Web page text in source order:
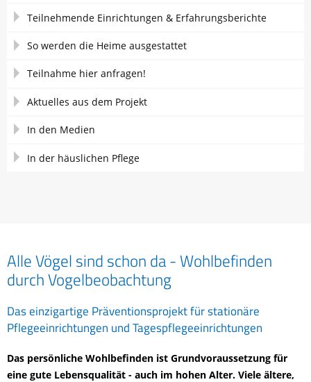
Teilnehmende Einrichtungen & Erfahrungsberichte
So werden die Heime ausgestattet
Teilnahme hier anfragen!
Aktuelles aus dem Projekt
In den Medien
In der häuslichen Pflege
Alle Vögel sind schon da - Wohlbefinden
durch Vogelbeobachtung
Das einzigartige Präventionsprojekt für stationäre
Pflegeeinrichtungen und Tagespflegeeinrichtungen
Das persönliche Wohlbefinden ist Grundvoraussetzung für
eine gute Lebensqualität - auch im hohen Alter. Viele ältere,